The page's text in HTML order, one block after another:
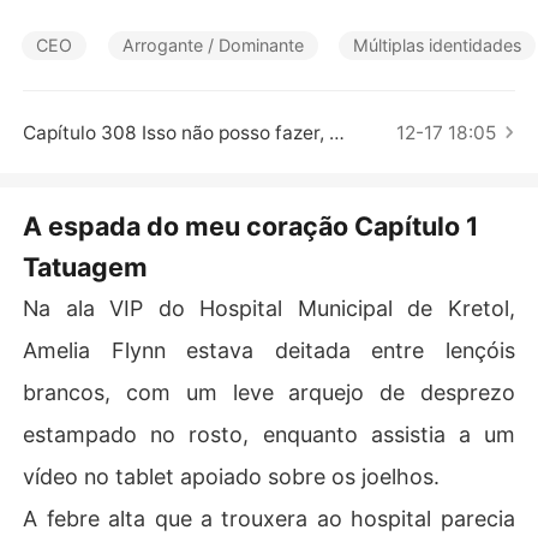
No entanto, quando rumores maliciosos sobre ela surgir
Pouco tempo depois, ela aceitou o pedido de casament
o de um bilionário e postou a certidão de casamento na
Jaxton entrou em pânico e cuspiu: "Ela está te usando p
O bilionário apenas sorriu. "É uma honra ser a espada d
CEO Arrogante / Dominante Múltiplas identidades
Capítulo 308 Isso não posso fazer, mas posso te dar um conselho 12-17 18:05
A espada do meu coração Capítulo 1
Tatuagem
Na ala VIP do Hospital Municipal de Kretol,
Amelia Flynn estava deitada entre lençóis
brancos, com um leve arquejo de desprezo
estampado no rosto, enquanto assistia a um
vídeo no tablet apoiado sobre os joelhos.
A febre alta que a trouxera ao hospital parecia